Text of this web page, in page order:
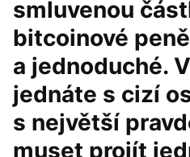
smluvenou
bitcoinové
a jednoduché.
jednáte s cizí
s největší
muset projít